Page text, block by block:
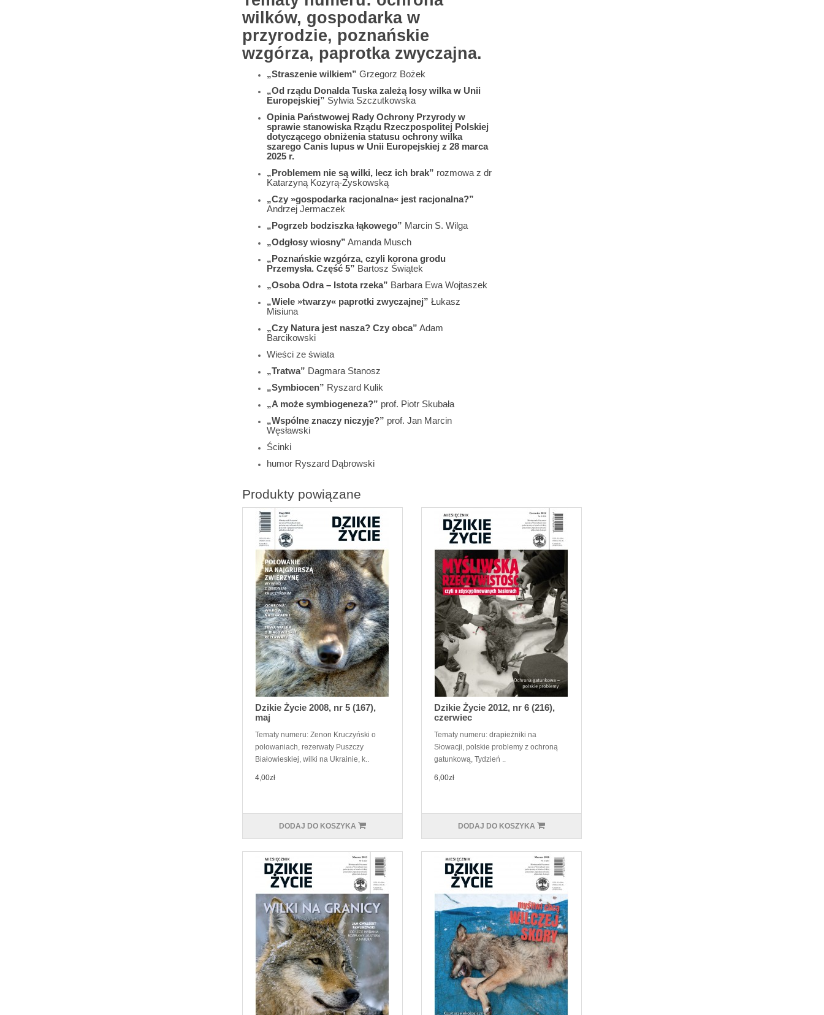
wilków, gospodarka w
przyrodzie, poznańskie
wzgórza, paprotka zwyczajna.
„Straszenie wilkiem” Grzegorz Bożek
„Od rządu Donalda Tuska zależą losy wilka w Unii
Europejskiej” Sylwia Szczutkowska
Opinia Państwowej Rady Ochrony Przyrody w
sprawie stanowiska Rządu Rzeczpospolitej Polskiej
dotyczącego obniżenia statusu ochrony wilka
szarego Canis lupus w Unii Europejskiej z 28 marca
2025 r.
„Problemem nie są wilki, lecz ich brak” rozmowa z dr
Katarzyną Kozyrą-Zyskowską
„Czy »gospodarka racjonalna« jest racjonalna?”
Andrzej Jermaczek
„Pogrzeb bodziszka łąkowego” Marcin S. Wilga
„Odgłosy wiosny” Amanda Musch
„Poznańskie wzgórza, czyli korona grodu
Przemysła. Część 5” Bartosz Świątek
„Osoba Odra – Istota rzeka” Barbara Ewa Wojtaszek
„Wiele »twarzy« paprotki zwyczajnej” Łukasz
Misiuna
„Czy Natura jest nasza? Czy obca” Adam
Barcikowski
Wieści ze świata
„Tratwa” Dagmara Stanosz
„Symbiocen” Ryszard Kulik
„A może symbiogeneza?” prof. Piotr Skubała
„Wspólne znaczy niczyje?” prof. Jan Marcin
Węsławski
Ścinki
humor Ryszard Dąbrowski
Produkty powiązane
Dzikie Życie 2008, nr 5 (167),
maj
Tematy numeru: Zenon Kruczyński o
polowaniach, rezerwaty Puszczy
Białowieskiej, wilki na Ukrainie, k..
4,00zł
DODAJ DO KOSZYKA
Dzikie Życie 2012, nr 6 (216),
czerwiec
Tematy numeru: drapieżniki na
Słowacji, polskie problemy z ochroną
gatunkową, Tydzień ..
6,00zł
DODAJ DO KOSZYKA